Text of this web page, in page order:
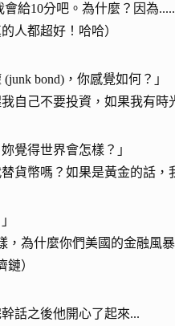
給10分吧。為什麼？因為.....
人都超好！哈哈）
bond)，你感覺如何？」
自己不要投資，如果我有時
覺得世界會怎樣？」
貨幣嗎？如果是黃金的話
，為什麼你們美國的金融風
）
話之後他開心了起來...